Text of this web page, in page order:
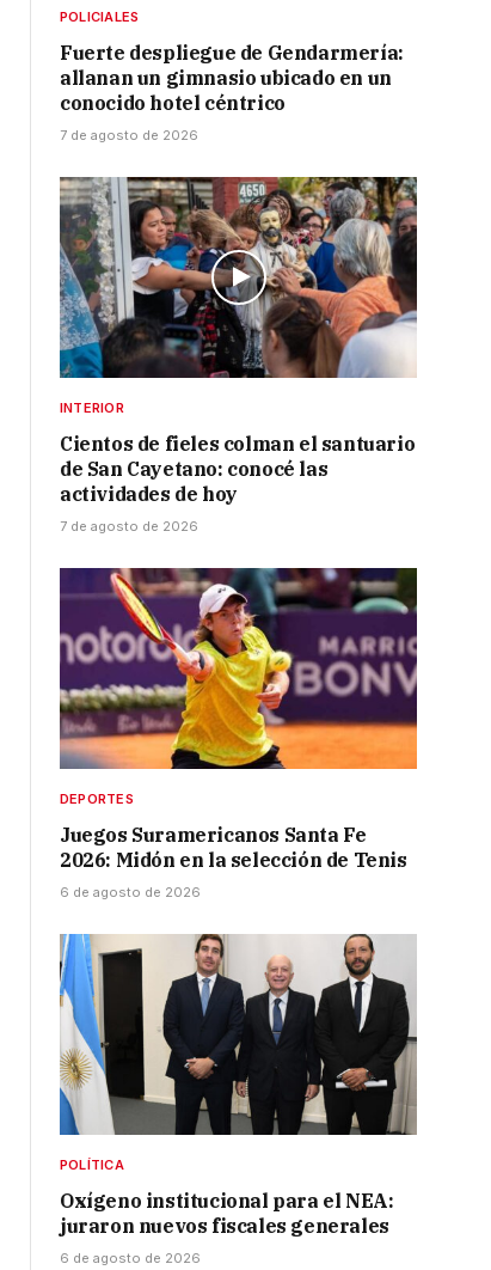
POLICIALES
Fuerte despliegue de Gendarmería:
allanan un gimnasio ubicado en un
conocido hotel céntrico
7 de agosto de 2026
INTERIOR
Cientos de fieles colman el santuario
de San Cayetano: conocé las
actividades de hoy
7 de agosto de 2026
DEPORTES
Juegos Suramericanos Santa Fe
2026: Midón en la selección de Tenis
6 de agosto de 2026
POLÍTICA
Oxígeno institucional para el NEA:
juraron nuevos fiscales generales
6 de agosto de 2026